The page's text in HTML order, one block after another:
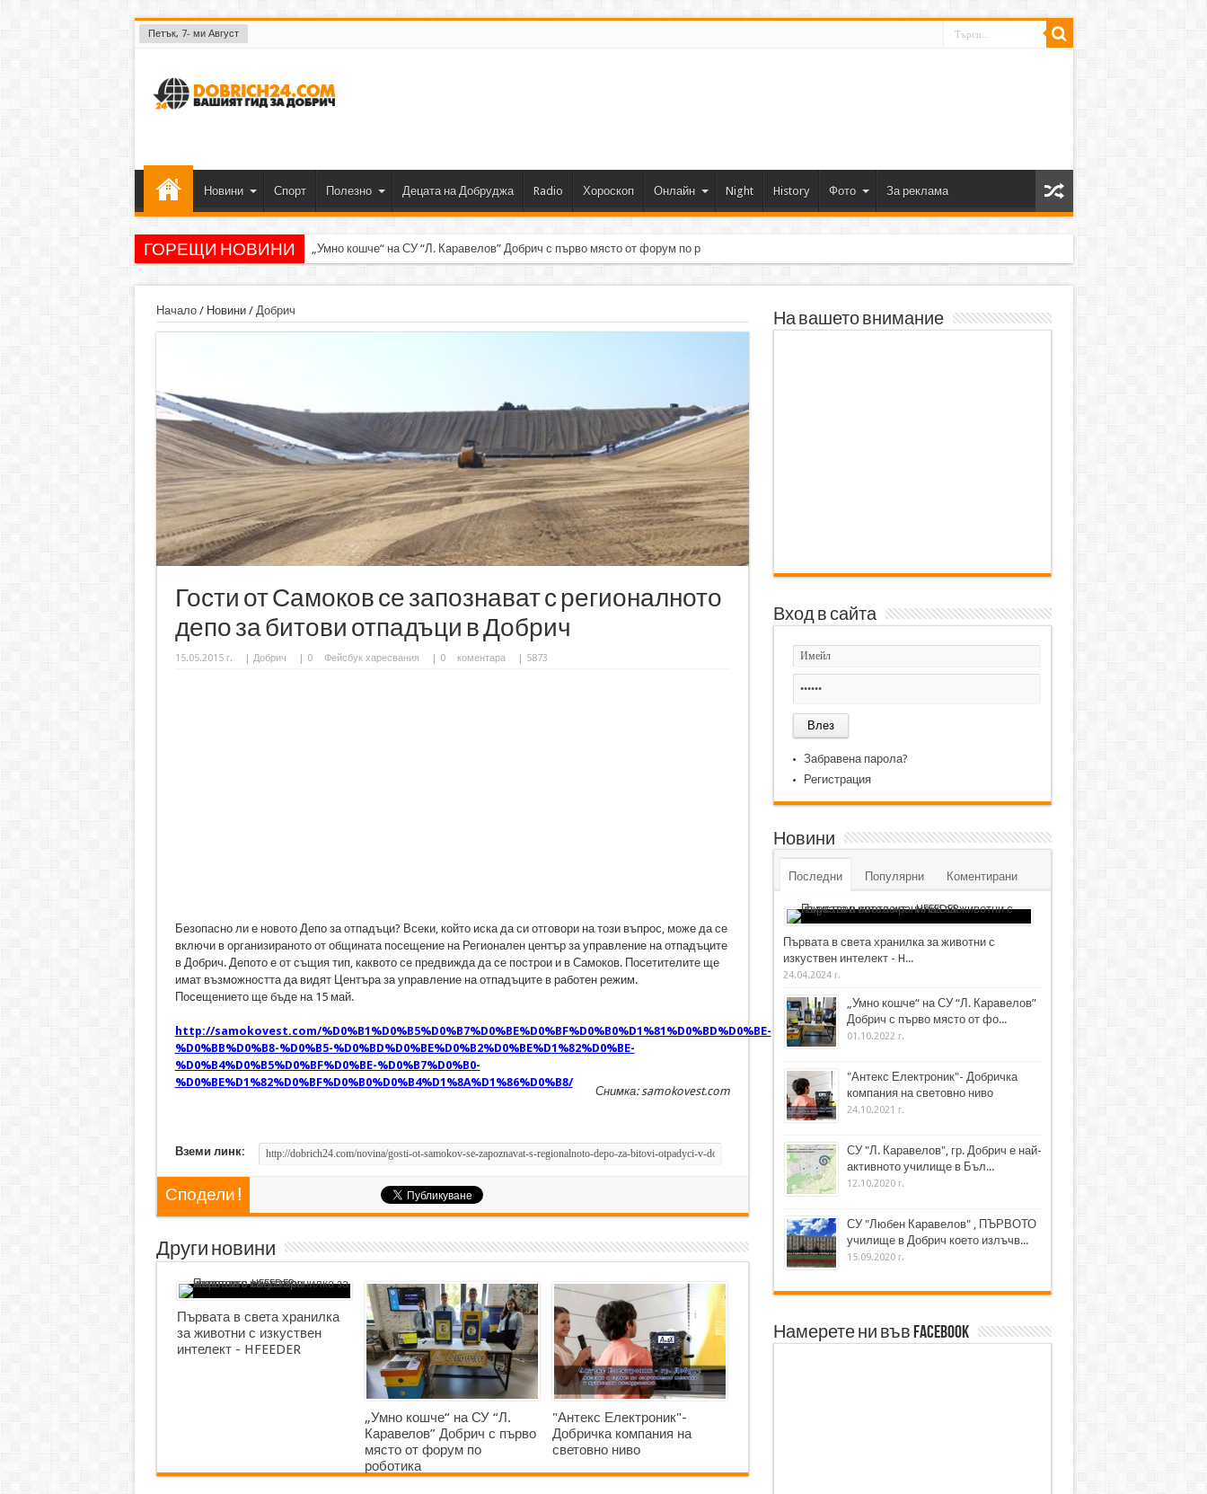
Петък, 7- ми Август
Новини Спорт Полезно Децата на Добруджа Radio Хороскоп Онлайн Night History Фото За реклама
ГОРЕЩИ НОВИНИ „Умно кошче“ на СУ “Л. Каравелов” Добрич с първо място от форум по роботика
Начало/ Новини/ Добрич
Гости от Самоков се запознават с регионалното
депо за битови отпадъци в Добрич
15.05.2015 г. | Добрич | 0 Фейсбук харесвания | 0 коментара | 5873
Безопасно ли е новото Депо за отпадъци? Всеки, който иска да си отговори на този въпрос, може да се
включи в организираното от общината посещение на Регионален център за управление на отпадъците
в Добрич. Депото е от същия тип, каквото се предвижда да се построи и в Самоков. Посетителите ще
имат възможността да видят Центъра за управление на отпадъците в работен режим.
Посещението ще бъде на 15 май.
http://samokovest.com/%D0%B1%D0%B5%D0%B7%D0%BE%D0%BF%D0%B0%D1%81%D0%BD%D0%BE-
%D0%BB%D0%B8-%D0%B5-%D0%BD%D0%BE%D0%B2%D0%BE%D1%82%D0%BE-
%D0%B4%D0%B5%D0%BF%D0%BE-%D0%B7%D0%B0-
%D0%BE%D1%82%D0%BF%D0%B0%D0%B4%D1%8A%D1%86%D0%B8/
Снимка: samokovest.com
Вземи линк:
Сподели !
Други новини
Първата в света хранилка
за животни с изкуствен
интелект - HFEEDER
„Умно кошче“ на СУ “Л.
Каравелов” Добрич с първо
място от форум по
роботика
"Антекс Електроник"-
Добричка компания на
световно ниво
На вашето внимание
Вход в сайта
Забравена парола?
Регистрация
Новини
Последни Популярни Коментирани
Първата в света хранилка за животни с
изкуствен интелект - H...
24.04.2024 г.
„Умно кошче“ на СУ “Л. Каравелов”
Добрич с първо място от фо...
01.10.2022 г.
"Антекс Електроник"- Добричка
компания на световно ниво
24.10.2021 г.
СУ "Л. Каравелов", гр. Добрич е най-
активното училище в Бъл...
12.10.2020 г.
СУ "Любен Каравелов" , ПЪРВОТО
училище в Добрич което излъчв...
15.09.2020 г.
Намерете ни във Facebook